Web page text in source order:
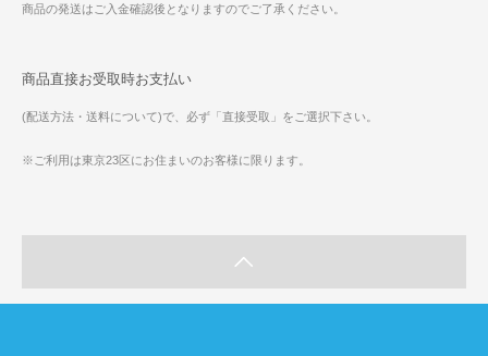
商品の発送はご入金確認後となりますのでご了承ください。
商品直接お受取時お支払い
(配送方法・送料について)で、必ず「直接受取」をご選択下さい。
※ご利用は東京23区にお住まいのお客様に限ります。